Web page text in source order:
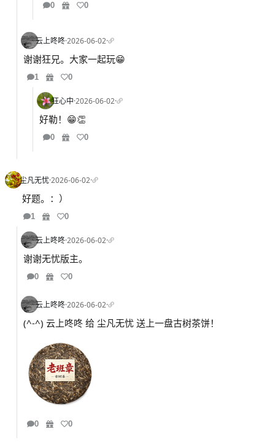
0 0
云上咚咚·2026-06-02·
谢谢狂兄。大家一起玩😁
1 0
狂心中·2026-06-02·
好勒！😁👏
0 0
尘凡无忧·2026-06-02·
好题。：）
1 0
云上咚咚·2026-06-02·
谢谢无忧版主。
0 0
云上咚咚·2026-06-02·
(^-^) 云上咚咚 给 尘凡无忧 送上一盘古树茶饼！
0 0